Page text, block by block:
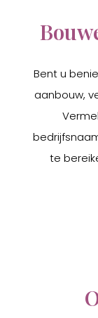
Bent u
aanbouw,
te